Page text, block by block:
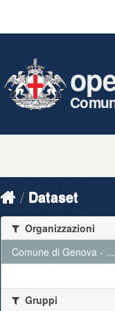
Dataset
Organizzazioni
Comune di Genova -
Gruppi